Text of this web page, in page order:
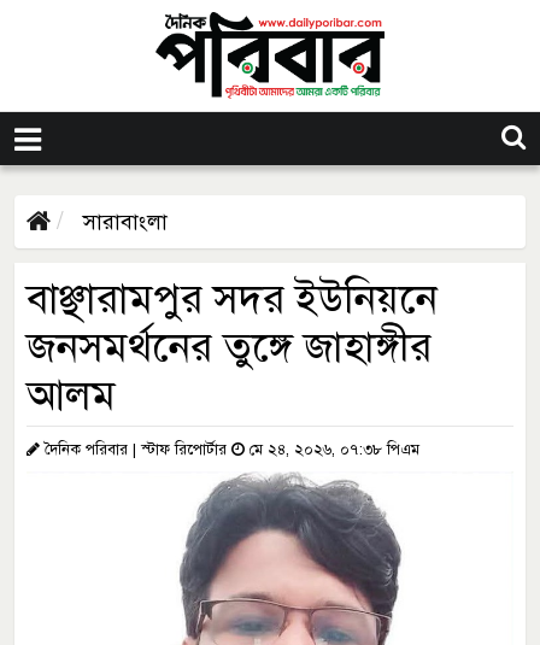
সারাবাংলা
বাঞ্ছারামপুর সদর ইউনিয়নে
জনসমর্থনের তুঙ্গে জাহাঙ্গীর
আলম
দৈনিক পরিবার | স্টাফ রিপোর্টার মে ২৪, ২০২৬, ০৭:৩৮ পিএম